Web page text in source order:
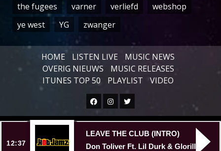
the fugees
varner verliefd
webshop
ye west
YG zwanger
HOME LISTEN LIVE
MUSIC NEWS
OVERIG NIEUWS
MUSIC RELEASES
ITUNES TOP 50
PLAYLIST VIDEO
Facebook
Instagram
Twitter
Copyright © All rights reserved.
12:37
LEAVE THE CLUB (INTRO)
Don Toliver Ft. Lil Durk & Glorilla